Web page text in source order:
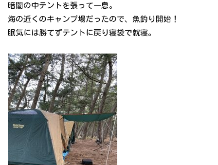
暗闇の中テントを張って一息。
海の近くのキャンプ場だったので、魚釣り開始！
眠気には勝てずテントに戻り寝袋で就寝。